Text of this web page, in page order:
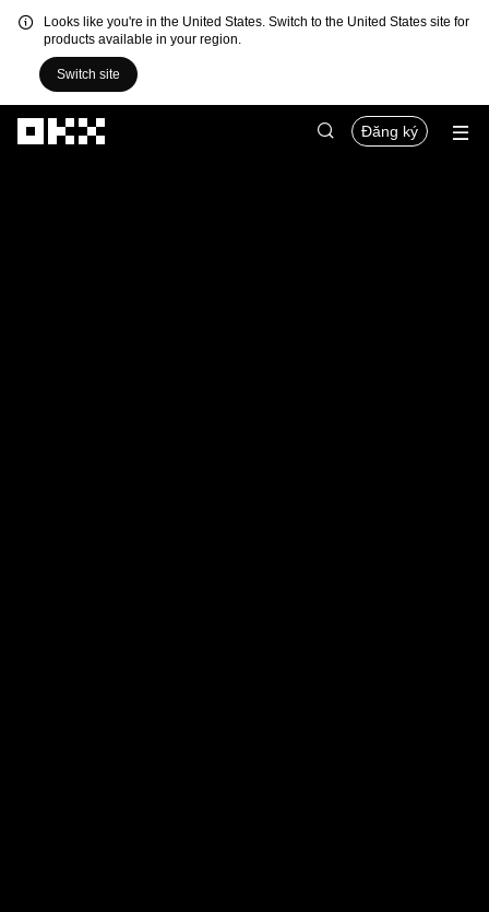
Looks like you're in the United States. Switch to the United States site for
products available in your region.
Switch site
Đăng ký